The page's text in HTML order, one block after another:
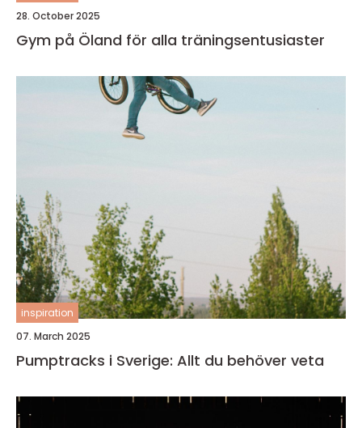
28. October 2025
Gym på Öland för alla träningsentusiaster
inspiration
07. March 2025
Pumptracks i Sverige: Allt du behöver veta